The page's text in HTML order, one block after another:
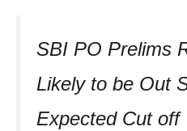
SBI PO Prelims
Likely to be Out
Expected Cut off